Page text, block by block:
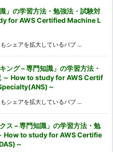
」の学習方法・勉強法・試験対
for AWS Certified Machine L
シェアを拡大しているパブ ...
ング – 専門知識」の学習方法・
～ How to study for AWS Certif
～
シェアを拡大しているパブ ...
ス – 専門知識」の学習方法・勉
How to study for AWS Certifie
～